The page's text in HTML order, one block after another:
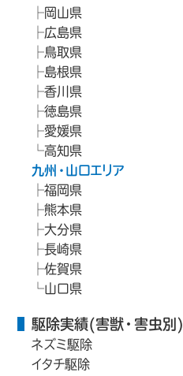
岡山県
広島県
鳥取県
島根県
香川県
徳島県
愛媛県
高知県
九州・山口エリア
福岡県
熊本県
大分県
長崎県
佐賀県
山口県
駆除実績(害獣・害虫別)
ネズミ駆除
イタチ駆除